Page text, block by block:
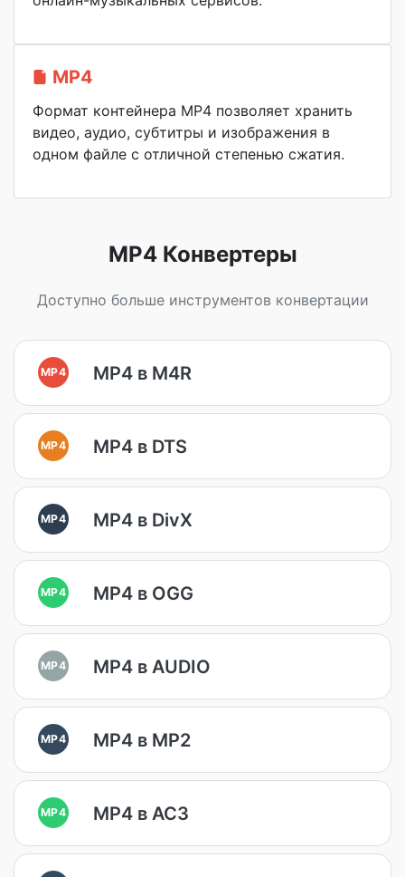
MP4
Формат контейнера MP4 позволяет хранить
видео, аудио, субтитры и изображения в
одном файле с отличной степенью сжатия.
MP4 Конвертеры
Доступно больше инструментов конвертации
MP4 MP4 в M4R
MP4 MP4 в DTS
MP4 MP4 в DivX
MP4 MP4 в OGG
MP4 MP4 в AUDIO
MP4 MP4 в MP2
MP4 MP4 в AC3